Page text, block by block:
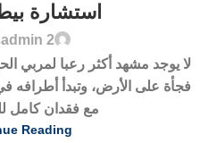
استشارة
admin 2
لا يوجد مشهد أكثر رعبا لمربي
فجأة على الأرض، وتبدأ أطرافه
مع فقدان كامل
Reading